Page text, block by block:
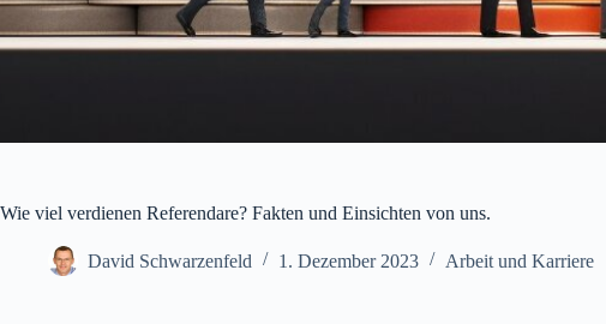
Wie viel verdienen Referendare? Fakten und Einsichten von uns.
David Schwarzenfeld 1. Dezember 2023 Arbeit und Karriere